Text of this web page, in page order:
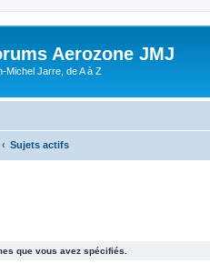
Aerozone JMJ
Michel Jarre, de A à Z
Sujets actifs
que vous avez spécifiés.